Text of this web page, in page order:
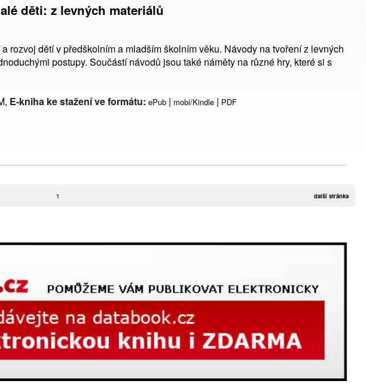
děti: z levných materiálů
rozvoj dětí v předškolním a mladším školním věku. Návody na tvoření z levných
postupy. Součástí návodů jsou také náměty na různé hry, které si s
E-kniha ke stažení ve formátu: ePub | mobi/Kindle | PDF
další stránka
1